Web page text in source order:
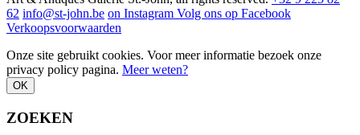
62 info@st-john.be on Instagram Volg ons op Facebook
Verkoopsvoorwaarden
Onze site gebruikt cookies. Voor meer informatie bezoek onze
privacy policy pagina. Meer weten?
OK
ZOEKEN